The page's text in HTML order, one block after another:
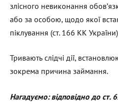
злісного невиконання
або за особою, щодо якої
піклування (ст. 166 КК
Тривають слідчі дії,
зокрема причина займання.
Нагадуємо: відповідно до ст.